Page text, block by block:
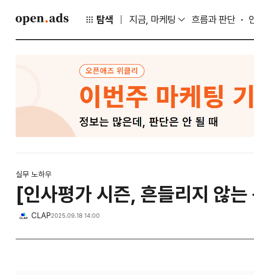
탐색 지금, 마케팅 흐름과 판단
실무 노하우
[인사평가 시즌, 흔들리지 않
CLAP2025.09.18 14:00